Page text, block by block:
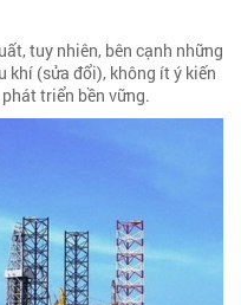
tuy nhiên, bên cạnh những
khí (sửa đổi), không ít ý kiến
triển bền vững.